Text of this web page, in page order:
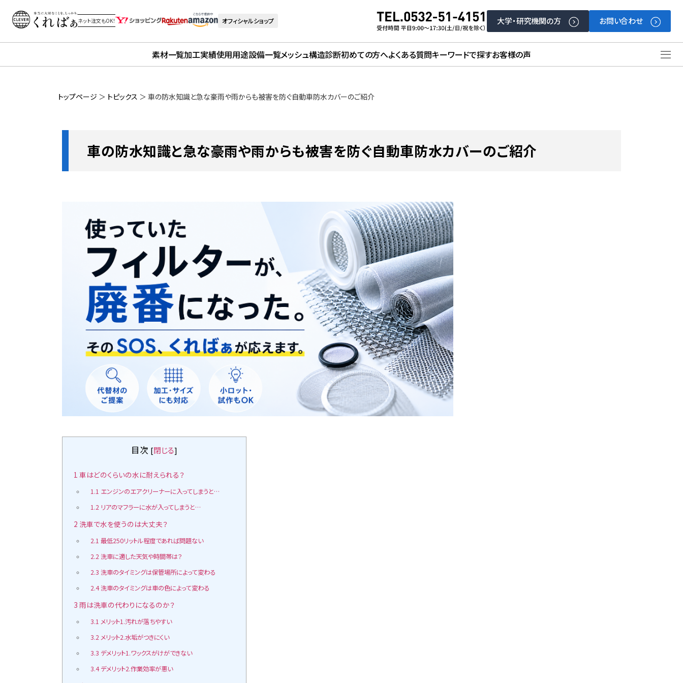
ネット注文もOK！ オフィシャルショップ 大学・研究機関の方 お問い合わせ
素材一覧加工実績使用用途設備一覧メッシュ構造診断初めての方へよくある質問キーワードで探すお客様の声
トップページ ＞ トピックス ＞ 車の防水知識と急な豪雨や雨からも被害を防ぐ自動車防水カバーのご紹介
車の防水知識と急な豪雨や雨からも被害を防ぐ自動車防水カバーのご紹介
目次 [閉じる]
1 車はどのくらいの水に耐えられる？
1.1 エンジンのエアクリーナーに入ってしまうと…
1.2リアのマフラーに水が入ってしまうと…
2 洗車で水を使うのは大丈夫？
2.1 最低250リットル程度であれば問題ない
2.2洗車に適した天気や時間帯は？
2.3 洗車のタイミングは保管場所によって変わる
2.4洗車のタイミングは車の色によって変わる
3 雨は洗車の代わりになるのか？
3.1 メリット1.汚れが落ちやすい
3.2メリット2.水垢がつきにくい
3.3 デメリット1.ワックスがけができない
3.4デメリット2.作業効率が悪い